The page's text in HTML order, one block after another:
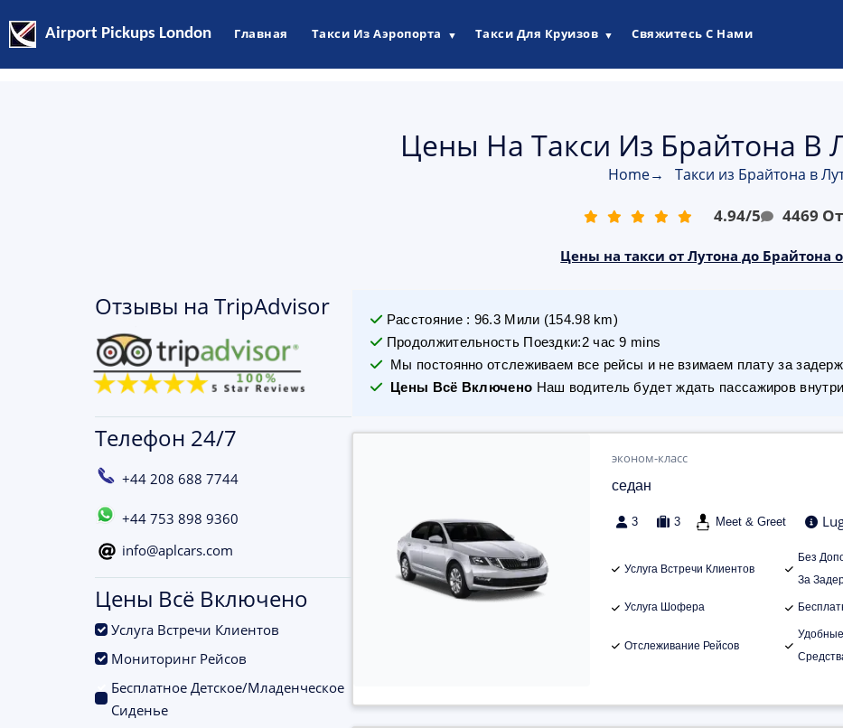
Airport Pickups London Главная Такси Из Аэропорта ▼ Такси Для Круизов ▼ Свяжитесь С Нами
Отзывы на TripAdvisor
Телефон 24/7
+44 208 688 7744
+44 753 898 9360
info@aplcars.com
Цены Всё Включено
Услуга Встречи Клиентов
Мониторинг Рейсов
Бесплатное Детское/Младенческое
Сиденье
Цены На Такси Из Брайтона В
Home→ Такси из Брайтона в
4.94/5 4469
Цены на такси от Лутона до Брайтона
Расстояние: 96.3 Мили (154.98km)
Продолжительность Поездки:2 час 9 mins
Мы постоянно отслеживаем все рейсы и не взимаем плату за
Цены Всё Включено Наш водитель будет ждать пассажиров
эконом-класс
седан
3 3 Meet & Greet
Услуга Встречи Клиентов
Без
За
Услуга Шофера
Отслеживание Рейсов